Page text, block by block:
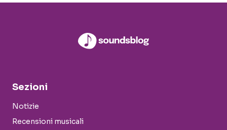
Sezioni
Notizie
Recensioni musicali